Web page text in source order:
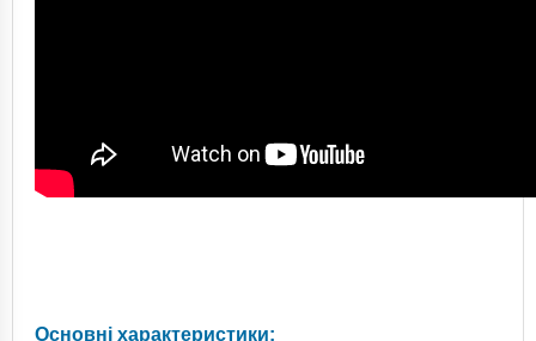
Основні характеристики: